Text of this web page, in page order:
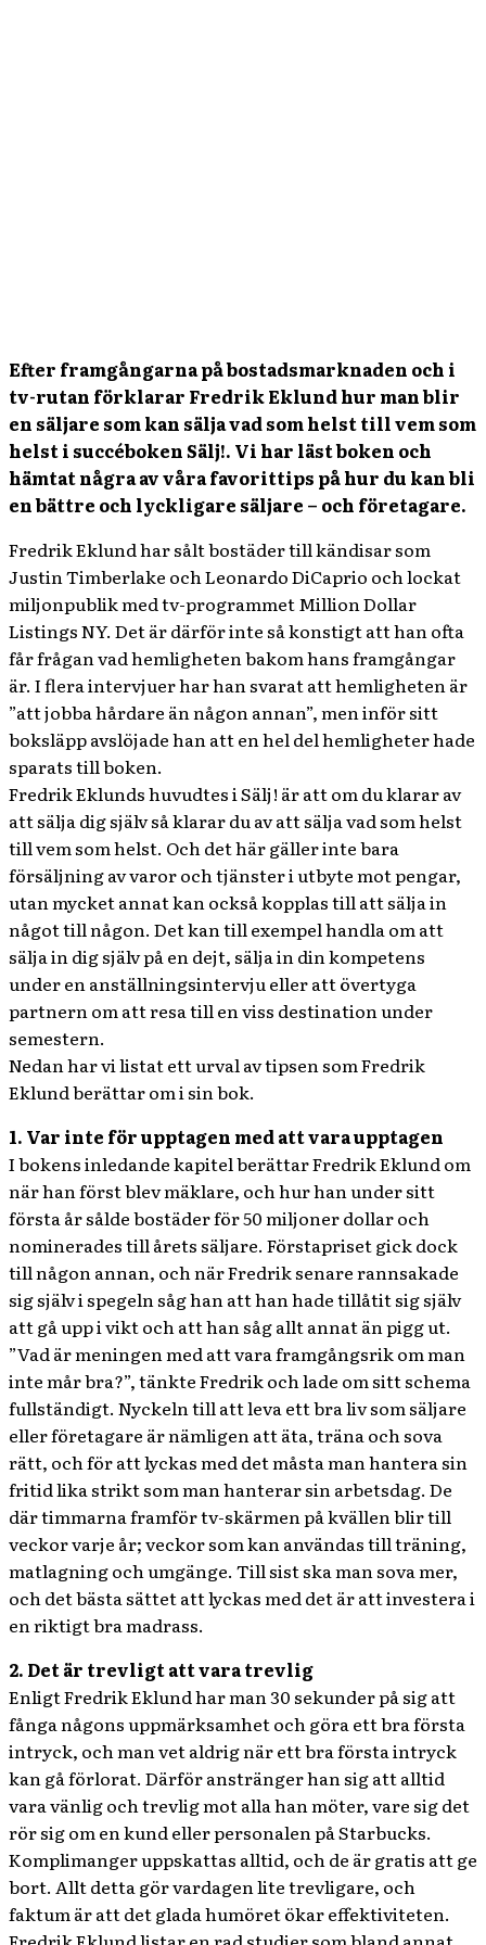
Efter framgångarna på bostadsmarknaden och i
tv-rutan förklarar Fredrik Eklund hur man blir
en säljare som kan sälja vad som helst till vem som
helst i succéboken Sälj!. Vi har läst boken och
hämtat några av våra favorittips på hur du kan bli
en bättre och lyckligare säljare – och företagare.
Fredrik Eklund har sålt bostäder till kändisar som
Justin Timberlake och Leonardo DiCaprio och lockat
miljonpublik med tv-programmet Million Dollar
Listings NY. Det är därför inte så konstigt att han ofta
får frågan vad hemligheten bakom hans framgångar
är. I flera intervjuer har han svarat att hemligheten är
”att jobba hårdare än någon annan”, men inför sitt
boksläpp avslöjade han att en hel del hemligheter hade
sparats till boken.
Fredrik Eklunds huvudtes i Sälj! är att om du klarar av
att sälja dig själv så klarar du av att sälja vad som helst
till vem som helst. Och det här gäller inte bara
försäljning av varor och tjänster i utbyte mot pengar,
utan mycket annat kan också kopplas till att sälja in
något till någon. Det kan till exempel handla om att
sälja in dig själv på en dejt, sälja in din kompetens
under en anställningsintervju eller att övertyga
partnern om att resa till en viss destination under
semestern.
Nedan har vi listat ett urval av tipsen som Fredrik
Eklund berättar om i sin bok.
1. Var inte för upptagen med att vara upptagen
I bokens inledande kapitel berättar Fredrik Eklund om
när han först blev mäklare, och hur han under sitt
första år sålde bostäder för 50 miljoner dollar och
nominerades till årets säljare. Förstapriset gick dock
till någon annan, och när Fredrik senare rannsakade
sig själv i spegeln såg han att han hade tillåtit sig själv
att gå upp i vikt och att han såg allt annat än pigg ut.
”Vad är meningen med att vara framgångsrik om man
inte mår bra?”, tänkte Fredrik och lade om sitt schema
fullständigt. Nyckeln till att leva ett bra liv som säljare
eller företagare är nämligen att äta, träna och sova
rätt, och för att lyckas med det måsta man hantera sin
fritid lika strikt som man hanterar sin arbetsdag. De
där timmarna framför tv-skärmen på kvällen blir till
veckor varje år; veckor som kan användas till träning,
matlagning och umgänge. Till sist ska man sova mer,
och det bästa sättet att lyckas med det är att investera i
en riktigt bra madrass.
2. Det är trevligt att vara trevlig
Enligt Fredrik Eklund har man 30 sekunder på sig att
fånga någons uppmärksamhet och göra ett bra första
intryck, och man vet aldrig när ett bra första intryck
kan gå förlorat. Därför anstränger han sig att alltid
vara vänlig och trevlig mot alla han möter, vare sig det
rör sig om en kund eller personalen på Starbucks.
Komplimanger uppskattas alltid, och de är gratis att ge
bort. Allt detta gör vardagen lite trevligare, och
faktum är att det glada humöret ökar effektiviteten.